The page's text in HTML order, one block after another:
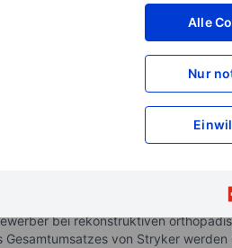
Alle
Nur
eine Reihe von
Hüft- und Kniegelenkersatz,
bei rekonstruktiven
Gesamtumsatzes von Stryker